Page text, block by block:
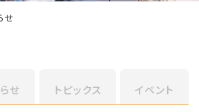
せ
せ トピックス イベント